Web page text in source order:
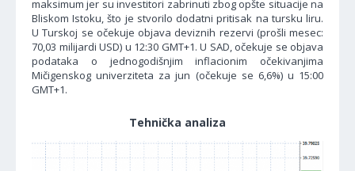
maksimum jer su investitori zabrinuti zbog opšte situacije na
Bliskom Istoku, što je stvorilo dodatni pritisak na tursku liru.
U Turskoj se očekuje objava deviznih rezervi (prošli mesec:
70,03 milijardi USD) u 12:30 GMT+1. U SAD, očekuje se objava
podataka o jednogodišnjim inflacionim očekivanjima
Mičigenskog univerziteta za jun (očekuje se 6,6%) u 15:00
GMT+1.
Tehnička analiza